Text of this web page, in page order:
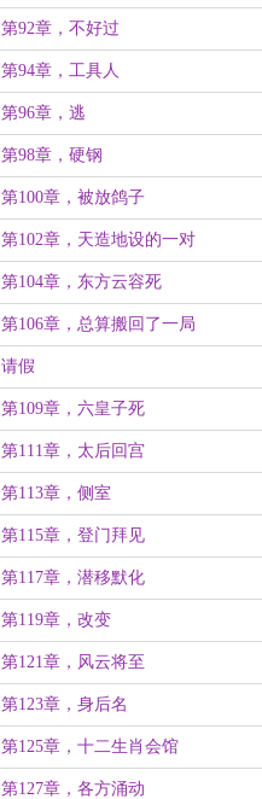
第92章，不好过
第94章，工具人
第96章，逃
第98章，硬钢
第100章，被放鸽子
第102章，天造地设的一对
第104章，东方云容死
第106章，总算搬回了一局
请假
第109章，六皇子死
第111章，太后回宫
第113章，侧室
第115章，登门拜见
第117章，潜移默化
第119章，改变
第121章，风云将至
第123章，身后名
第125章，十二生肖会馆
第127章，各方涌动